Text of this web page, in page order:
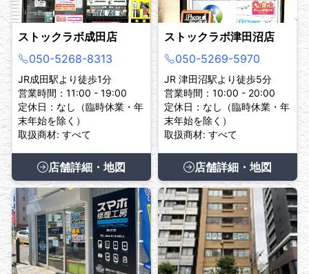
ストックラボ成田店
050-5268-8313
JR成田駅より徒歩1分
営業時間：11:00 - 19:00
定休日：なし（臨時休業・年
末年始を除く）
取扱商材: すべて
店舗詳細・地図
ストックラボ津田沼店
050-5269-5970
JR 津田沼駅より徒歩5分
営業時間：10:00 - 20:00
定休日：なし（臨時休業・年
末年始を除く）
取扱商材: すべて
店舗詳細・地図